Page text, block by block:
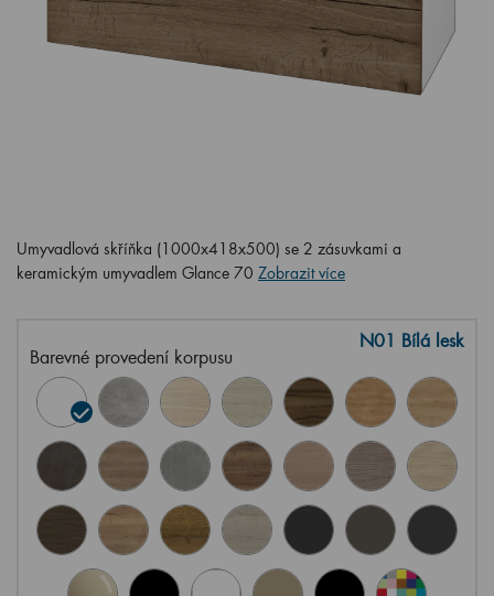
Umyvadlová skříňka (1000x418x500) se 2 zásuvkami a
keramickým umyvadlem Glance 70 Zobrazit více
Barevné provedení korpusu
N01 Bílá lesk